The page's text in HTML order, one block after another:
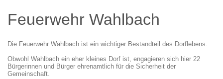
Feuerwehr Wahlbach
Die Feuerwehr Wahlbach ist ein wichtiger Bestandteil des Dorflebens.
Obwohl Wahlbach ein eher kleines Dorf ist, engagieren sich hier 22
Bürgerinnen und Bürger ehrenamtlich für die Sicherheit der
Gemeinschaft.